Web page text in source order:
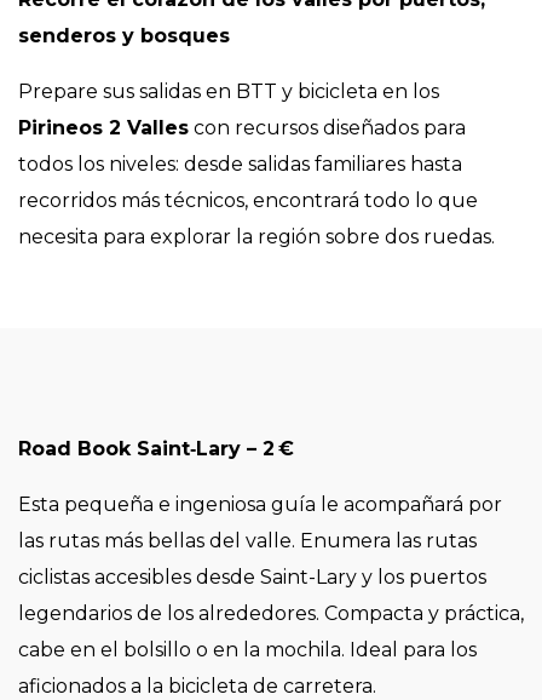
senderos y bosques
Prepare sus salidas en BTT y bicicleta en los
Pirineos 2 Valles con recursos diseñados para
todos los niveles: desde salidas familiares hasta
recorridos más técnicos, encontrará todo lo que
necesita para explorar la región sobre dos ruedas.
Road Book Saint‑Lary – 2 €
Esta pequeña e ingeniosa guía le acompañará por
las rutas más bellas del valle. Enumera las rutas
ciclistas accesibles desde Saint-Lary y los puertos
legendarios de los alrededores. Compacta y práctica,
cabe en el bolsillo o en la mochila. Ideal para los
aficionados a la bicicleta de carretera.